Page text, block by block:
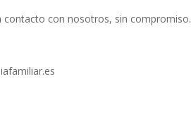
contacto con nosotros, sin compromiso.